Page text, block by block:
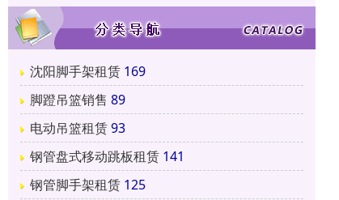
沈阳脚手架租赁 169
脚蹬吊篮销售 89
电动吊篮租赁93
钢管盘式移动跳板租赁 141
钢管脚手架租赁 125